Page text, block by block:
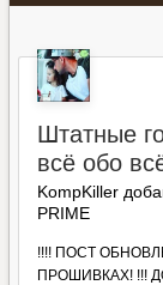
Штатные
всё обо
KompKiller
PRIME
!!!! ПОСТ
ПРОШИВКАХ! !!!